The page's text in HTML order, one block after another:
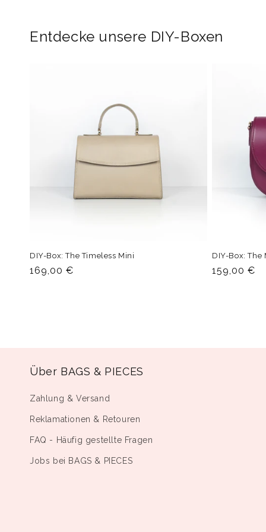
Entdecke unsere DIY-Boxen
DIY-Box: The Timeless Mini
Normaler
169,00 €
DIY-Box: The
Normaler
159,00 €
Über BAGS & PIECES
Zahlung & Versand
Reklamationen & Retouren
FAQ - Häufig gestellte Fragen
Jobs bei BAGS & PIECES